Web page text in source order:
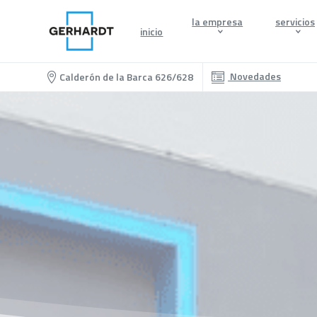
inicio
la empresa servicios
Calderón de la Barca 626/628 Novedades